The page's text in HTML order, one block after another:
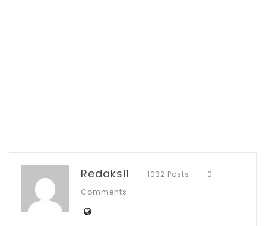
Sholat Bibisa.
Nah bagi Anda yang ingin menonton laga
seru Timnas Indonesia berlaga di kualifikasi
Redaksi1 1032 Posts
0
Comments